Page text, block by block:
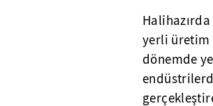
yerli üretim
dönemde